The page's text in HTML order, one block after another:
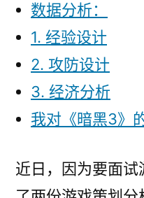
数据分析：
1. 经验设计
2. 攻防设计
3. 经济分析
我对《暗黑3》
近日，因为要面